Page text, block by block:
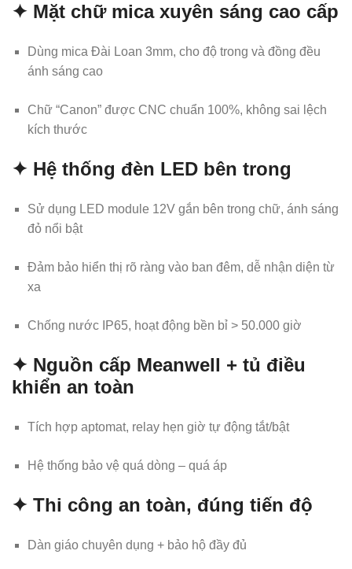
✦ Mặt chữ mica xuyên sáng cao cấp
Dùng mica Đài Loan 3mm, cho độ trong và đồng đều
ánh sáng cao
Chữ “Canon” được CNC chuẩn 100%, không sai lệch
kích thước
✦ Hệ thống đèn LED bên trong
Sử dụng LED module 12V gắn bên trong chữ, ánh sáng
đỏ nổi bật
Đảm bảo hiển thị rõ ràng vào ban đêm, dễ nhận diện từ
xa
Chống nước IP65, hoạt động bền bỉ > 50.000 giờ
✦ Nguồn cấp Meanwell + tủ điều
khiển an toàn
Tích hợp aptomat, relay hẹn giờ tự động tắt/bật
Hệ thống bảo vệ quá dòng – quá áp
✦ Thi công an toàn, đúng tiến độ
Dàn giáo chuyên dụng + bảo hộ đầy đủ